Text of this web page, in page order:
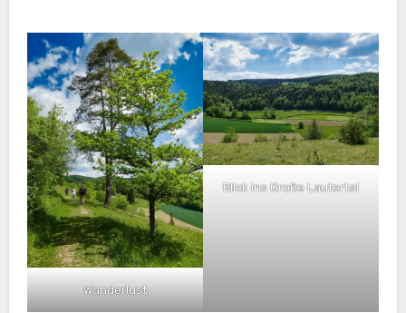
Wanderlust
Blick ins Große Lautertal